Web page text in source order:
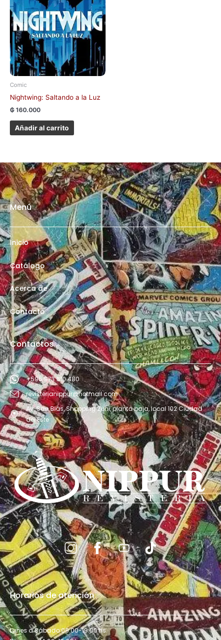
Comic
Nightwing: Saltando a la Luz
₲ 160.000
Añadir al carrito
Menú
Inicio
Catálogo
Acerca de
Contacto
Contactos
+595 973 610 480
revisterianippur@hotmail.com
Av. San Blás, Shopping Zuni, planta baja, local 102 Ciudad
del Este
Horarios de atención
Lunes a Sábado 09:00-19:00 hs.